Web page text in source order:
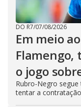
DO R7/07/08/2026
Em meio
Flamengo,
o jogo
Rubro-Negro
tentar a